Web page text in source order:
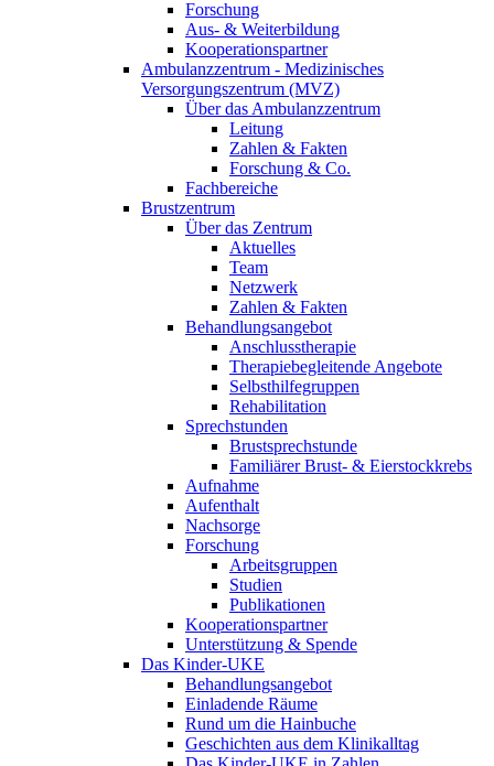
Forschung
Aus- & Weiterbildung
Kooperationspartner
Ambulanzzentrum - Medizinisches
Versorgungszentrum (MVZ)
Über das Ambulanzzentrum
Leitung
Zahlen & Fakten
Forschung & Co.
Fachbereiche
Brustzentrum
Über das Zentrum
Aktuelles
Team
Netzwerk
Zahlen & Fakten
Behandlungsangebot
Anschlusstherapie
Therapiebegleitende Angebote
Selbsthilfegruppen
Rehabilitation
Sprechstunden
Brustsprechstunde
Familiärer Brust- & Eierstockkrebs
Aufnahme
Aufenthalt
Nachsorge
Forschung
Arbeitsgruppen
Studien
Publikationen
Kooperationspartner
Unterstützung & Spende
Das Kinder-UKE
Behandlungsangebot
Einladende Räume
Rund um die Hainbuche
Geschichten aus dem Klinikalltag